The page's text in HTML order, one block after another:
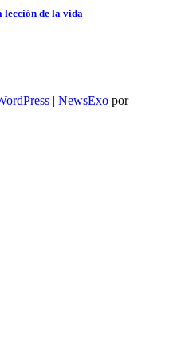
lección de la vida
| NewsExo por